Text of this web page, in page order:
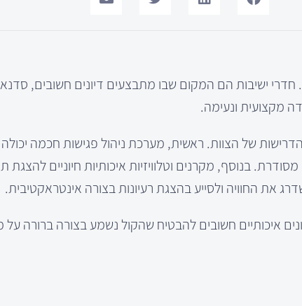
חדרי ישיבות הם המקום שבו מתבצעים דיונים חשובים,
מקצועית ונעימה.
של הצוות. ראשית, מערכת ניהול פגישות חכמה יכולה
בנוסף, מקרנים וטלוויזיות איכותיות חיוניים להצגת
את החוויה ולסייע בהצגת רעיונות בצורה אינטראקטיבית.
איכותיים חשובים להבטיח שהקול נשמע בצורה ברורה